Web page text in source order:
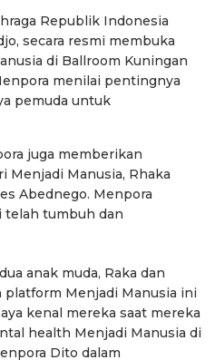
Republik Indonesia
secara resmi membuka
di Ballroom Kuningan
menilai pentingnya
pemuda untuk
juga memberikan
Menjadi Manusia, Rhaka
Abednego. Menpora
telah tumbuh dan
anak muda, Raka dan
platform Menjadi Manusia ini
kenal mereka saat mereka
health Menjadi Manusia di
Dito dalam